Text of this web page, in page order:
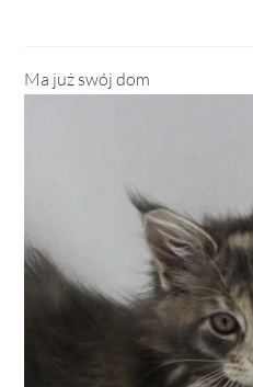
Ma już swój dom